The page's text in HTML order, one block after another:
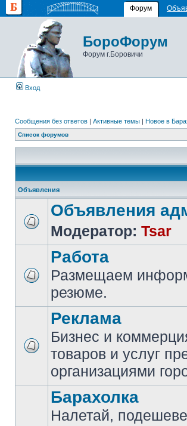
Форум
БороФорум
Форум г.Боровичи
Вход
Сообщения без ответов | Активные темы | Новое в
Список форумов
Объявления
Объявления
Модератор: Tsar
Работа
Размещаем
резюме.
Реклама
Бизнес и
товаров и услуг
организациями
Барахолка
Налетай,